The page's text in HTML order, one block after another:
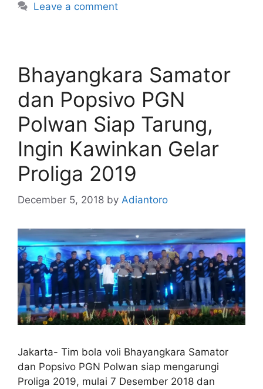
Leave a comment
Bhayangkara Samator
dan Popsivo PGN
Polwan Siap Tarung,
Ingin Kawinkan Gelar
Proliga 2019
December 5, 2018 by Adiantoro
Jakarta- Tim bola voli Bhayangkara Samator
dan Popsivo PGN Polwan siap mengarungi
Proliga 2019, mulai 7 Desember 2018 dan